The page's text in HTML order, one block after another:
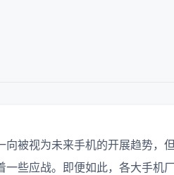
向被视为未来手机的开展趋势，
一些应战。即便如此，各大手机